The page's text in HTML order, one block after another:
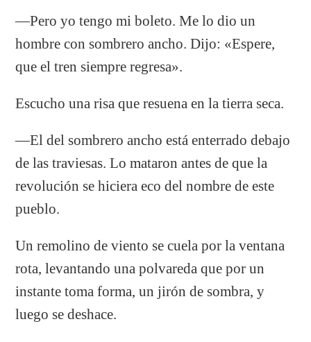
—Pero yo tengo mi boleto. Me lo dio un
hombre con sombrero ancho. Dijo: «Espere,
que el tren siempre regresa».
Escucho una risa que resuena en la tierra seca.
—El del sombrero ancho está enterrado debajo
de las traviesas. Lo mataron antes de que la
revolución se hiciera eco del nombre de este
pueblo.
Un remolino de viento se cuela por la ventana
rota, levantando una polvareda que por un
instante toma forma, un jirón de sombra, y
luego se deshace.